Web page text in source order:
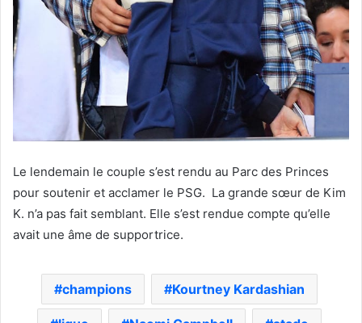
Le lendemain le couple s’est rendu au Parc des Princes
pour soutenir et acclamer le PSG. La grande sœur de Kim
K. n’a pas fait semblant. Elle s’est rendue compte qu’elle
avait une âme de supportrice.
champions Kourtney Kardashian